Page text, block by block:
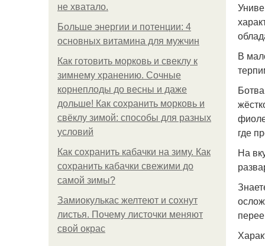
не хватало.
Больше энергии и потенции: 4
основных витамина для мужчин
Как готовить морковь и свеклу к
зимнему хранению. Сочные
корнеплоды до весны и даже
дольше! Как сохранить морковь и
свёклу зимой: способы для разных
условий
Как сохранить кабачки на зиму. Как
сохранить кабачки свежими до
самой зимы?
Замиокулькас желтеют и сохнут
листья. Почему листочки меняют
свой окрас
В
где
На